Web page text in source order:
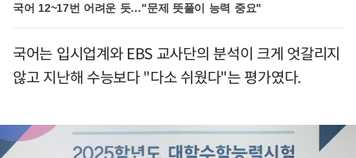
국어 12~17번 어려운 듯…"문제 뜻풀이 능력 중요"
국어는 입시업계와 EBS 교사단의 분석이 크게 엇갈리지
않고 지난해 수능보다 "다소 쉬웠다"는 평가였다.